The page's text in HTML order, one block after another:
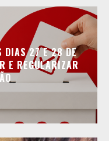
DIAS 27 E 28 DE
E REGULARIZAR